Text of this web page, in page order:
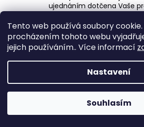
Tento web používá soubory
procházením tohoto webu
jejich používáním.. Více informací
Nastavení
Souhlasím
ujednáním dotčena Vaše
Veškerou písemnou
Vámi budeme doručovat
poštou. Naše e-mailová
uvedena u Našich
My budeme doručovat
na Vaši e-mailovou adresu
Smlouvu je možné měnit
základě naší písemné
však oprávněni změnit a